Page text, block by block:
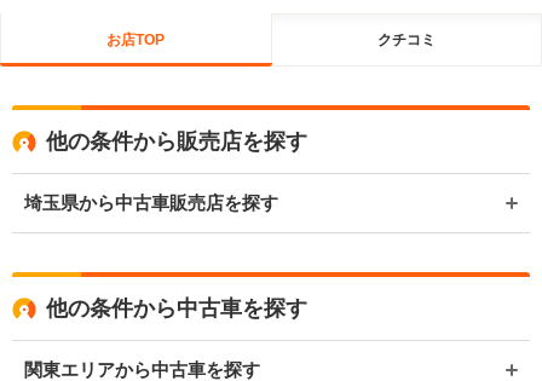
お店TOP クチコミ
他の条件から販売店を探す
埼玉県から中古車販売店を探す
他の条件から中古車を探す
関東エリアから中古車を探す